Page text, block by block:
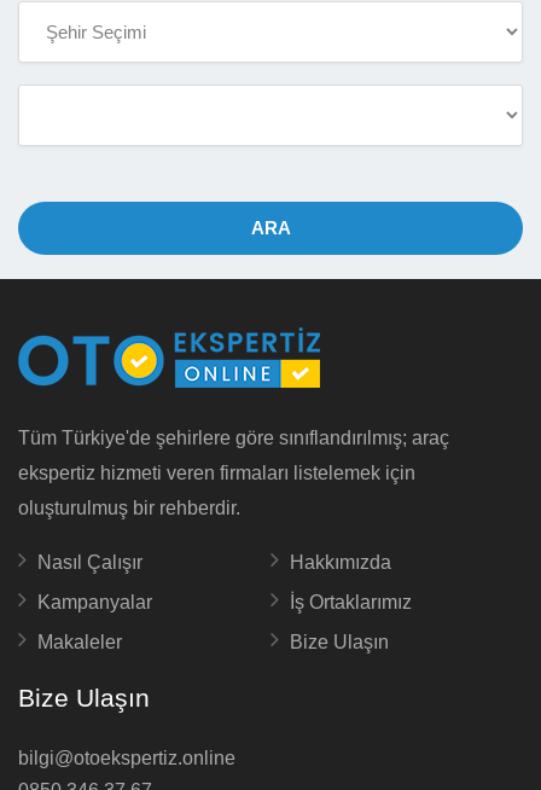
ARA
Tüm Türkiye'de şehirlere göre sınıflandırılmış; araç
ekspertiz hizmeti veren firmaları listelemek için
oluşturulmuş bir rehberdir.
Nasıl Çalışır
Kampanyalar
Makaleler
Hakkımızda
İş Ortaklarımız
Bize Ulaşın
Bize Ulaşın
bilgi@otoekspertiz.online